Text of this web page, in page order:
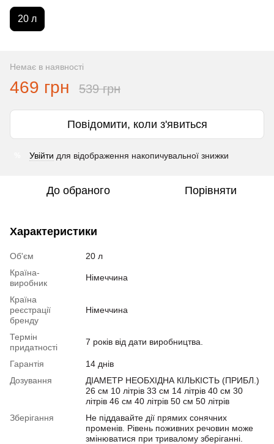
20 л
Немає в наявності
469 грн 539 грн
Повідомити, коли з'явиться
Увійти для відображення накопичувальної знижки
До обраного Порівняти
Характеристики
Об'єм
20 л
Країна-
виробник
Німеччина
Країна
реєстрації
бренду
Німеччина
Термін
придатності
7 років від дати виробництва.
Гарантія
14 днів
Дозування
ДІАМЕТР НЕОБХІДНА КІЛЬКІСТЬ (ПРИБЛ.)
26 см 10 літрів 33 см 14 літрів 40 см 30
літрів 46 см 40 літрів 50 см 50 літрів
Зберігання
Не піддавайте дії прямих сонячних
променів. Рівень поживних речовин може
змінюватися при тривалому зберіганні.